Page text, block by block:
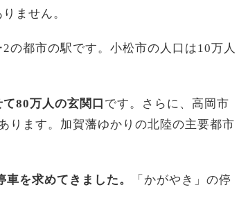
ません。
の都市の駅です。小松市の人口は10万人
80万人の玄関口 です。さらに、高岡市
ります。加賀藩ゆかりの北陸の主要都市
を求めてきました。
「かがやき」の停